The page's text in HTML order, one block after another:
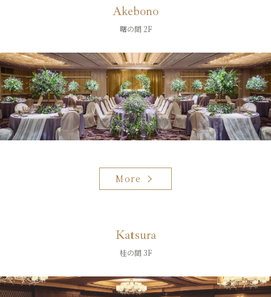
Akebono
曙の間 2F
More
Katsura
桂の間 3F